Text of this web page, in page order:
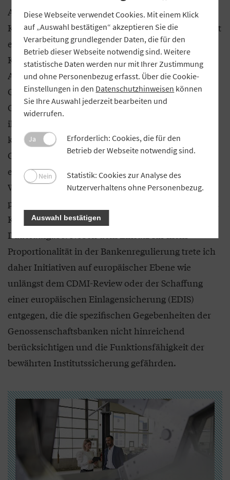
Außenfinanzierungsquelle. Dezentrale
Kreditversorgung durch Genossenschaftsbanken ist
ein Erfolgsmodell. Die räumliche Nähe zu den
Kunden begünstigt persönlichen Kontakt und
Aufbau und Erhalt einer langfristigen
Geschäftsbeziehung zwischen den
Genossenschaftsbanken und ihren Kunden. Durch
ihre guten Kenntnisse des Mittelstands vor Ort
können Genossenschaftsbanken das spezifische
Geschäftsmodell ihrer Kreditnehmer am besten
einschätzen. Für mich als bayerischen
Wirtschaftsminister ist daher der Einsatz für
passende Rahmenbedingungen für die bayerischen
Kreditgenossenschaften eine wichtige
Daueraufgabe. Neben dem Einsatz für mehr
Proportionalität in der Bankenregulierung trete ich
daher Initiativen auf europäischer Ebene wie
unlängst dem CDMI-Review oder der Schaffung
einer europäischen Einlagensicherung (EDIS)
entgegen, die die spezifischen Gegebenheiten der
Genossenschaftsbanken nicht hinreichend
berücksichtigen und die Funktionsfähigkeit der
bewährten Institutssicherung gefährden.
Diese Webseite verwendet Cookies. Mit einem Klick
auf „Auswahl bestätigen“ akzeptieren Sie die
Verarbeitung grundlegender Daten, die für den
Betrieb dieser Webseite notwendig sind. Weitere
statistische Daten werden nur mit Ihrer Zustimmung
und ohne Personenbezug erfasst. Über die Cookie-
Einstellungen in den Datenschutzhinweisen können
Sie Ihre Auswahl jederzeit bearbeiten und
widerrufen.
Ja
Erforderlich: Cookies, die für den
Betrieb der Webseite notwendig sind.
Nein
Statistik: Cookies zur Analyse des
Nutzerverhaltens ohne Personenbezug.
Auswahl bestätigen